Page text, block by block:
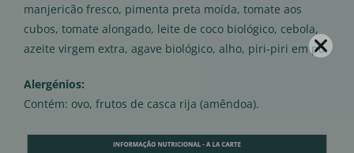
manjericão fresco, pimenta preta moída, tomate aos
cubos, tomate alongado, leite de coco biológico, cebola,
azeite virgem extra, agave biológico, alho, piri-piri em pó.
Alergénios:
Contém: ovo, frutos de casca rija (amêndoa).